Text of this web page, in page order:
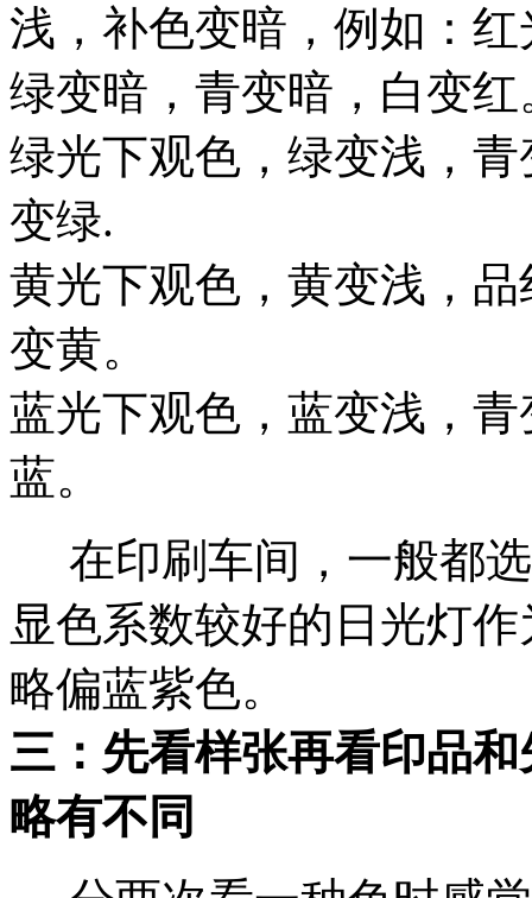
浅，补色变暗，例如：
绿变暗，青变暗，白变红
绿光下观色，绿变浅，
变绿.
黄光下观色，黄变浅，
变黄。
蓝光下观色，蓝变浅，
蓝。
在印刷车间，一般都选
显色系数较好的日光灯
略偏蓝紫色。
三：先看样张再看印品
略有不同